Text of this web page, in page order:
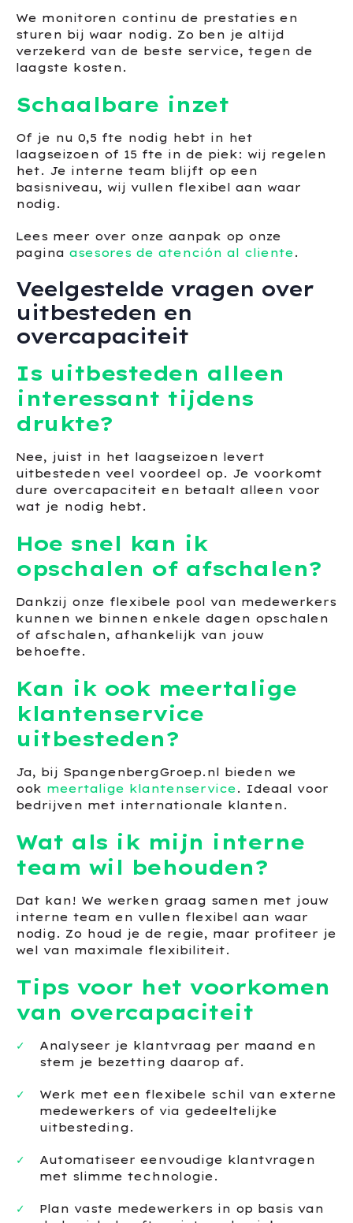
We monitoren continu de prestaties en
sturen bij waar nodig. Zo ben je altijd
verzekerd van de beste service, tegen de
laagste kosten.
Schaalbare inzet
Of je nu 0,5 fte nodig hebt in het
laagseizoen of 15 fte in de piek: wij regelen
het. Je interne team blijft op een
basisniveau, wij vullen flexibel aan waar
nodig.
Lees meer over onze aanpak op onze
pagina asesores de atención al cliente.
Veelgestelde vragen over
uitbesteden en
overcapaciteit
Is uitbesteden alleen
interessant tijdens
drukte?
Nee, juist in het laagseizoen levert
uitbesteden veel voordeel op. Je voorkomt
dure overcapaciteit en betaalt alleen voor
wat je nodig hebt.
Hoe snel kan ik
opschalen of afschalen?
Dankzij onze flexibele pool van medewerkers
kunnen we binnen enkele dagen opschalen
of afschalen, afhankelijk van jouw
behoefte.
Kan ik ook meertalige
klantenservice
uitbesteden?
Ja, bij SpangenbergGroep.nl bieden we
ook meertalige klantenservice. Ideaal voor
bedrijven met internationale klanten.
Wat als ik mijn interne
team wil behouden?
Dat kan! We werken graag samen met jouw
interne team en vullen flexibel aan waar
nodig. Zo houd je de regie, maar profiteer je
wel van maximale flexibiliteit.
Tips voor het voorkomen
van overcapaciteit
Analyseer je klantvraag per maand en
stem je bezetting daarop af.
Werk met een flexibele schil van externe
medewerkers of via gedeeltelijke
uitbesteding.
Automatiseer eenvoudige klantvragen
met slimme technologie.
Plan vaste medewerkers in op basis van